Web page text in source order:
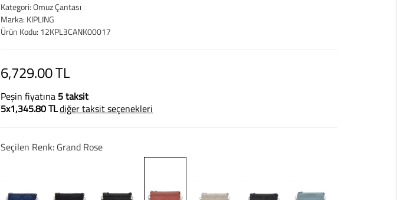
Kategori: Omuz Çantası
Marka: KIPLING
Ürün Kodu: 12KPL3CANK00017
6,729.00 TL
Peşin fiyatına 5 taksit
5x1,345.80 TLdiğer taksit seçenekleri
Seçilen Renk: Grand Rose